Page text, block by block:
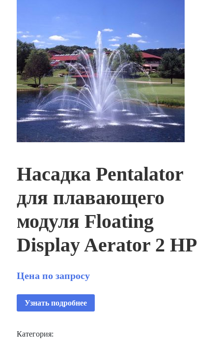
Насадка Pentalator
для плавающего
модуля Floating
Display Aerator 2 HP
Цена по запросу
Узнать подробнее
Категория: